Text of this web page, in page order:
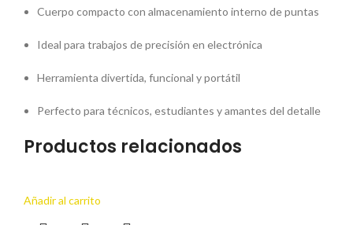
Cuerpo compacto con almacenamiento interno de puntas
Ideal para trabajos de precisión en electrónica
Herramienta divertida, funcional y portátil
Perfecto para técnicos, estudiantes y amantes del detalle
Productos relacionados
Añadir al carrito